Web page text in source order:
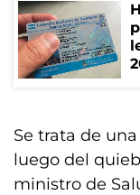
Se trata de
luego del
ministro de